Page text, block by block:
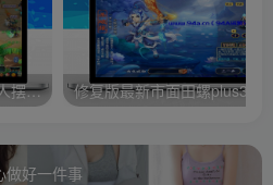
–（源码）田螺西游9.0 假人摆摊18门派飞升渡劫化圣助战最新BB谛听….
做好一件事